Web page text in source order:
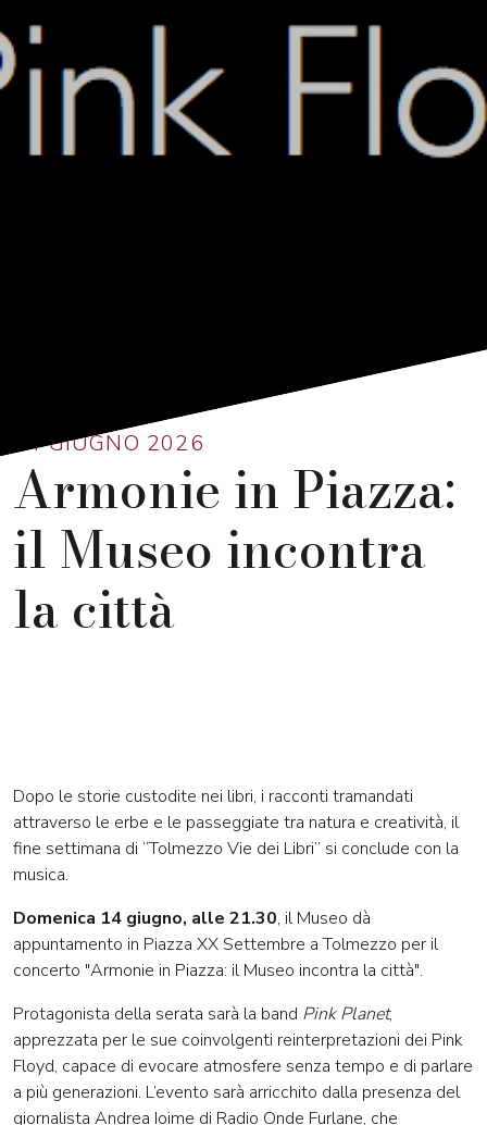
14 GIUGNO 2026
Armonie in Piazza:
il Museo incontra
la città
Dopo le storie custodite nei libri, i racconti tramandati
attraverso le erbe e le passeggiate tra natura e creatività, il
fine settimana di “Tolmezzo Vie dei Libri” si conclude con la
musica.
Domenica 14 giugno, alle 21.30, il Museo dà
appuntamento in Piazza XX Settembre a Tolmezzo per il
concerto "Armonie in Piazza: il Museo incontra la città".
Protagonista della serata sarà la band Pink Planet,
apprezzata per le sue coinvolgenti reinterpretazioni dei Pink
Floyd, capace di evocare atmosfere senza tempo e di parlare
a più generazioni. L’evento sarà arricchito dalla presenza del
giornalista Andrea Ioime di Radio Onde Furlane, che